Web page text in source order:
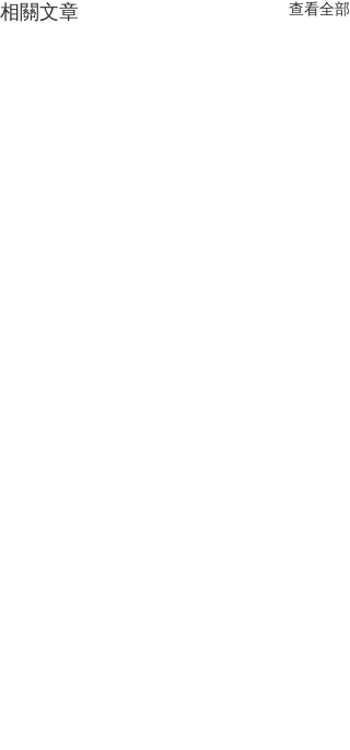
相關文章 查看全部